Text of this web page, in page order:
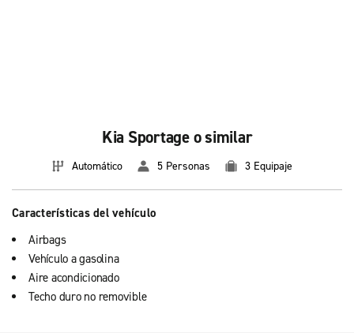
Kia Sportage o similar
Automático 5 Personas 3 Equipaje
Características del vehículo
Airbags
Vehículo a gasolina
Aire acondicionado
Techo duro no removible